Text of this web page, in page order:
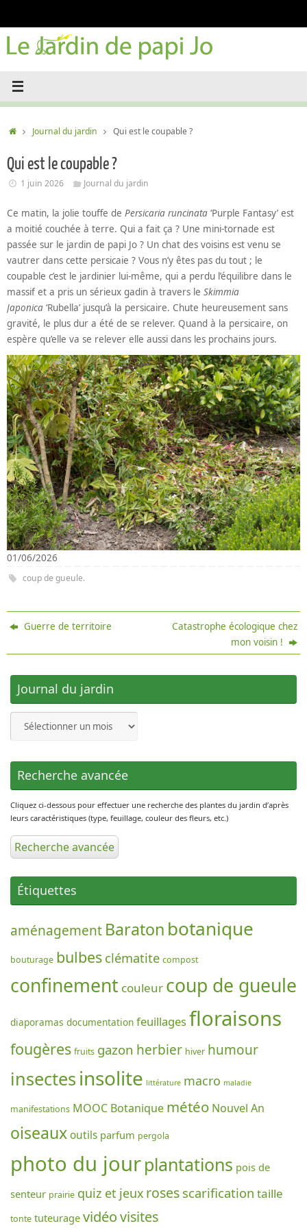
contenu
AccueilJournal du jardin Qui est le coupable ?
Qui est le coupable ?
1 juin 2026 Journal du jardin
Ce matin, la jolie touffe de Persicaria runcinata ‘Purple Fantasy’ est
a moitié couchée à terre. Qui a fait ça ? Une mini-tornade est
passée sur le jardin de papi Jo ? Un chat des voisins est venu se
vautrer dans cette persicaie ? Vous n’y êtes pas du tout ; le
coupable c’est le jardinier lui-même, qui a perdu l’équilibre dans le
massif et a pris un sérieux gadin à travers le Skimmia
Japonica ‘Rubella’ jusqu’à la persicaire. Chute heureusement sans
gravité, le plus dur a été de se relever. Quand à la persicaire, on
espère qu’elle va se relever elle aussi dans les prochains jours.
01/06/2026
coup de gueule.
Guerre de territoire
Catastrophe écologique chez
mon voisin !
Journal du jardin
Journal
Recherche avancée
Cliquez ci-dessous pour effectuer une recherche des plantes du jardin d’après
leurs caractéristiques (type, feuillage, couleur des fleurs, etc.)
Recherche avancée
Étiquettes
aménagement Baraton botanique
bouturage bulbes clématite compost
confinement couleur coup de gueule
diaporamas documentation feuillagesfloraisons
fougères fruits gazon herbier hiver humour
insectes insolite littérature macro maladie
manifestations MOOC Botanique météo Nouvel An
oiseauxoutils parfum pergola
photo du jourplantations pois de
senteur prairie quiz et jeux roses scarification taille
tonte tuteurage vidéovisites